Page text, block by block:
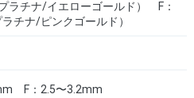
ラチナ/イエローゴールド） F：
チナ/ピンクゴールド）
F：2.5〜3.2mm